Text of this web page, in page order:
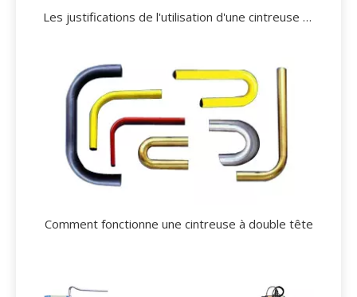
Les justifications de l'utilisation d'une cintreuse de tubes.
Comment fonctionne une cintreuse à double tête